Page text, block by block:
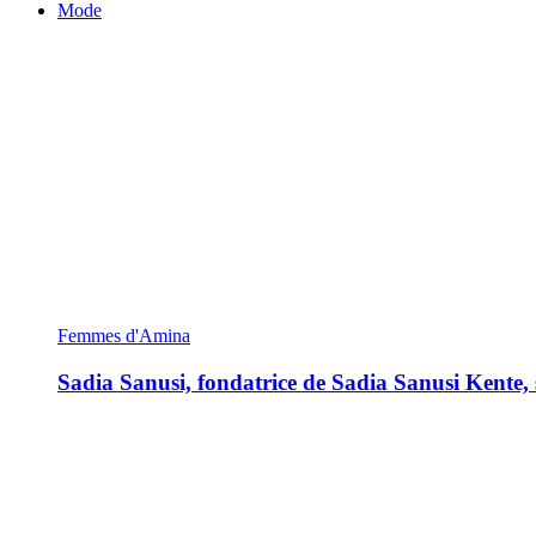
Mode
Femmes d'Amina
Sadia Sanusi, fondatrice de Sadia Sanusi